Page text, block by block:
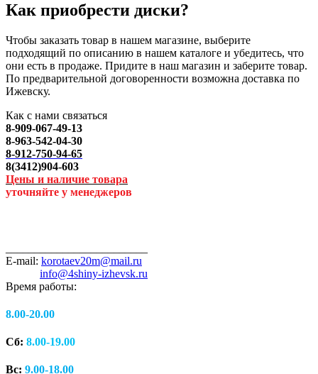
Как приобрести диски?
Чтобы заказать товар в нашем магазине, выберите
подходящий по описанию в нашем каталоге и убедитесь, что
они есть в продаже. Придите в наш магазин и заберите товар.
По предварительной договоренности возможна доставка по
Ижевску.
Как с нами связаться
8-909-067-49-13
8-963-542-04-30
8-912-750-94-65
8(3412)904-603
Цены и наличие товара
уточняйте у менеджеров
E-mail: korotaev20m@mail.ru
info@4shiny-izhevsk.ru
Время работы:
8.00-20.00
Сб: 8.00-19.00
Вс: 9.00-18.00